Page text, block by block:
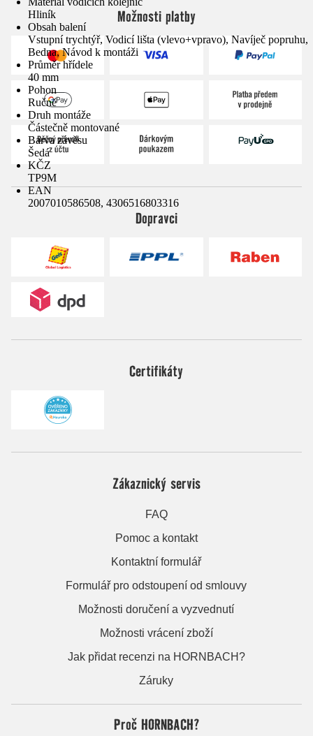
Hliník
Obsah balení
Vstupní trychtýř, Vodicí lišta (vlevo+vpravo), Navíječ popruhu,
Bedna, Návod k montáži
Průměr hřídele
40 mm
Pohon
Ručně
Druh montáže
Částečně montované
Barva závěsu
Šedá
KČZ
TP9M
EAN
2007010586508, 4306516803316
Možnosti platby
Dopravci
Certifikáty
Zákaznický servis
FAQ
Pomoc a kontakt
Kontaktní formulář
Formulář pro odstoupení od smlouvy
Možnosti doručení a vyzvednutí
Možnosti vrácení zboží
Jak přidat recenzi na HORNBACH?
Záruky
Proč HORNBACH?